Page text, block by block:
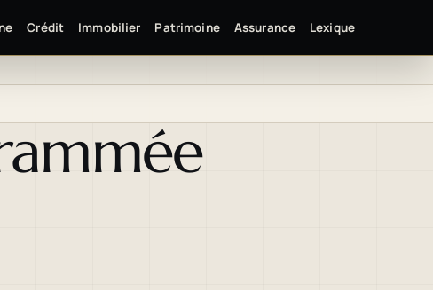
Crédit Immobilier Patrimoine Assurance Lexique